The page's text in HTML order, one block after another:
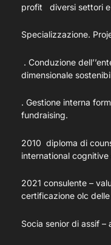
profit diversi settori e
Specializzazione.
. Conduzione
dimensionale
. Gestione interna
fundraising.
2010 diploma di
international cognitive
2021 consulente –
certificazione olc
Socia senior di assif –